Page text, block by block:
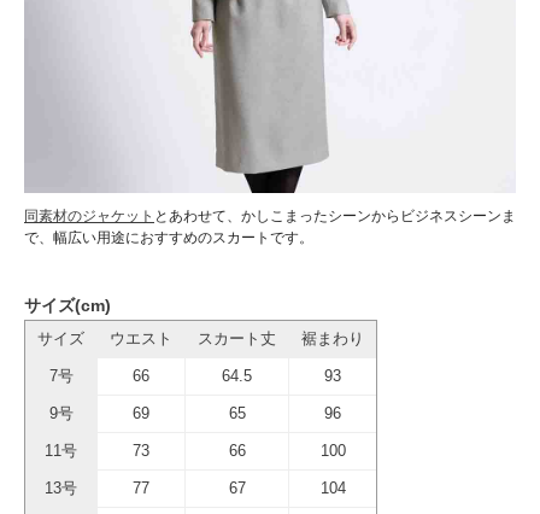
同素材のジャケット とあわせて、かしこまったシーンからビジネスシーンま
で、幅広い用途におすすめのスカートです。
サイズ(cm)
サイズ ウエスト スカート丈 裾まわり
7号 66 64.5 93
9号 69 65 96
11号 73 66 100
13号 77 67 104